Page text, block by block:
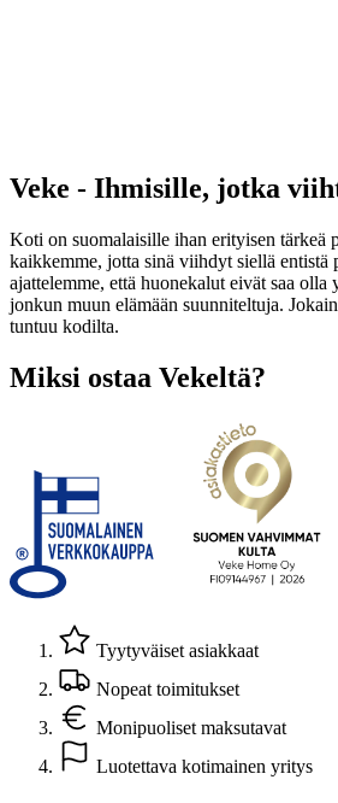
Veke - Ihmisille, jotka
Koti on suomalaisille ihan erityisen tärkeä
kaikkemme, jotta sinä viihdyt siellä entistä
ajattelemme, että huonekalut eivät saa olla
jonkun muun elämään suunniteltuja.
tuntuu kodilta.
Miksi ostaa Vekeltä?
Tyytyväiset asiakkaat
Nopeat toimitukset
Monipuoliset maksutavat
Luotettava kotimainen yritys